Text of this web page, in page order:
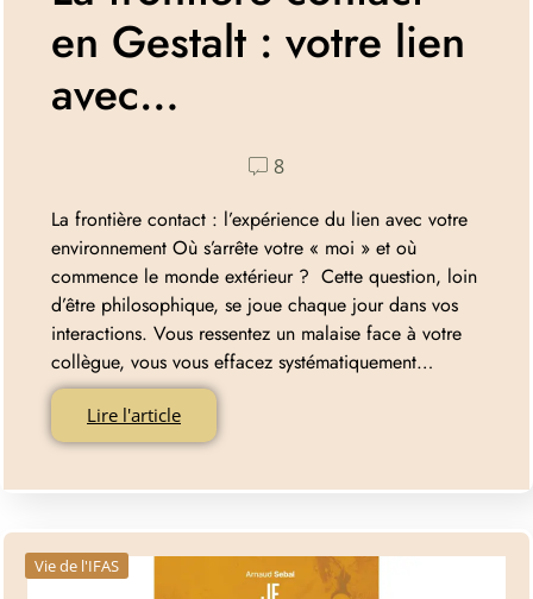
en Gestalt : votre lien
avec…
8
La frontière contact : l’expérience du lien avec votre
environnement Où s’arrête votre « moi » et où
commence le monde extérieur ? Cette question, loin
d’être philosophique, se joue chaque jour dans vos
interactions. Vous ressentez un malaise face à votre
collègue, vous vous effacez systématiquement…
Lire l'article
Vie de l'IFAS